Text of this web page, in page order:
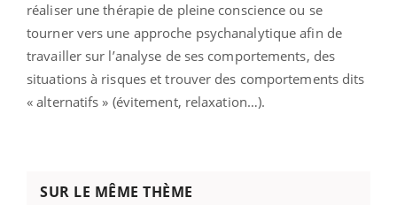
réaliser une thérapie de pleine conscience ou se
tourner vers une approche psychanalytique afin de
travailler sur l’analyse de ses comportements, des
situations à risques et trouver des comportements dits
« alternatifs » (évitement, relaxation…).
SUR LE MÊME THÈME